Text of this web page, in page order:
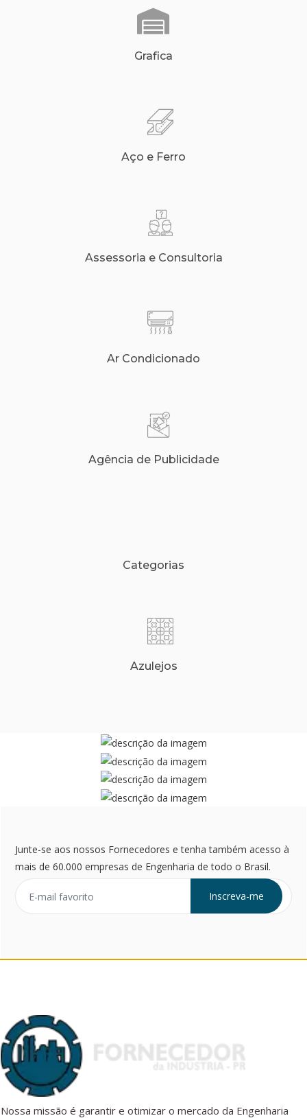
Grafica
Aço e Ferro
Assessoria e Consultoria
Ar Condicionado
Agência de Publicidade
Categorias
Azulejos
Junte-se aos nossos Fornecedores e tenha também acesso à
mais de 60.000 empresas de Engenharia de todo o Brasil.
Inscreva-me
Nossa missão é garantir e otimizar o mercado da Engenharia